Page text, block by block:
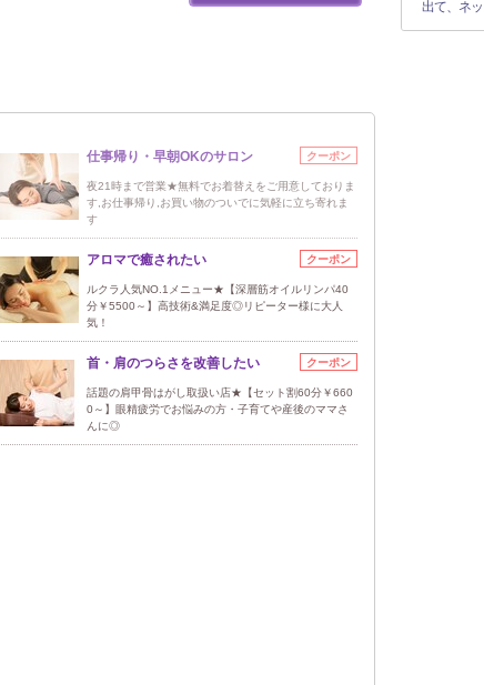
仕事帰り・早朝OKのサロン クーポン
夜21時まで営業★無料でお着替えをご用意しておりま
す,お仕事帰り,お買い物のついでに気軽に立ち寄れま
す
アロマで癒されたい クーポン
ルクラ人気NO.1メニュー★【深層筋オイルリンパ40
分￥5500～】高技術&満足度◎リピーター様に大人
気！
首・肩のつらさを改善したい クーポン
話題の肩甲骨はがし取扱い店★【セット割60分￥660
0～】眼精疲労でお悩みの方・子育てや産後のママさ
んに◎
出て、ネ